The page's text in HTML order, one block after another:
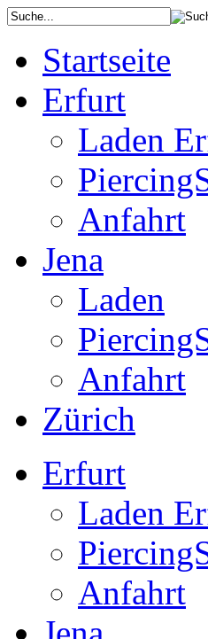
Startseite
Erfurt
Laden
Anfahrt
Jena
Laden
Anfahrt
Zürich
Erfurt
Laden
Anfahrt